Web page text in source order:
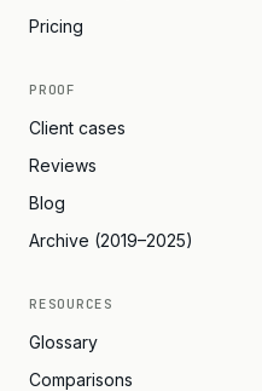
Pricing
PROOF
Client cases
Reviews
Blog
Archive (2019–2025)
RESOURCES
Glossary
Comparisons